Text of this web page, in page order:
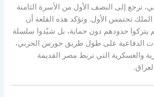
ترجع إلى النصف الأول من الأسرة الثامنة
تحتمس الأول. وتؤكد هذه القلعة أن
يتركوا حدودهم دون حماية، بل شيّدوا سلسلة
الدفاعية على طول طريق حورس الحربي،
والعسكرية التي تربط مصر القديمة